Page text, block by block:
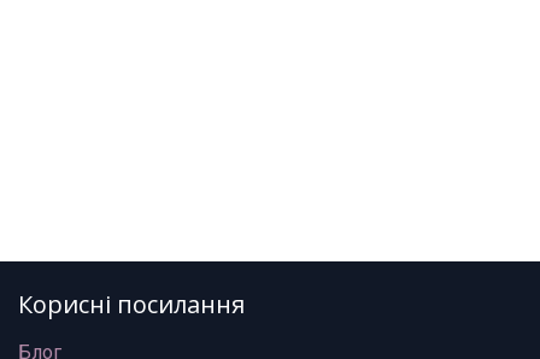
Корисні посилання
Блог